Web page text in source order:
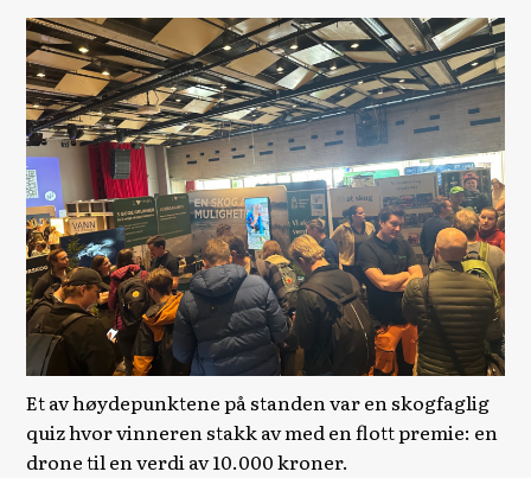
Et av høydepunktene på standen var en skogfaglig
quiz hvor vinneren stakk av med en flott premie: en
drone til en verdi av 10.000 kroner.